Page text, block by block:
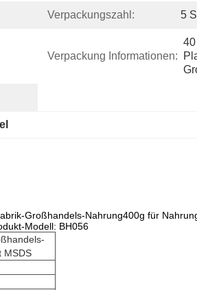
Verpackungszahl: 5
Verpackung Informationen:
Großhandels-Nahrung400g für
Modell: BH056
MSDS